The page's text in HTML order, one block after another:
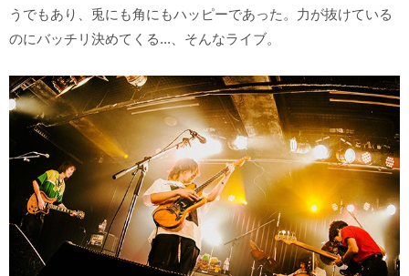
うでもあり、兎にも角にもハッピーであった。力が抜けている
のにバッチリ決めてくる...、そんなライブ。